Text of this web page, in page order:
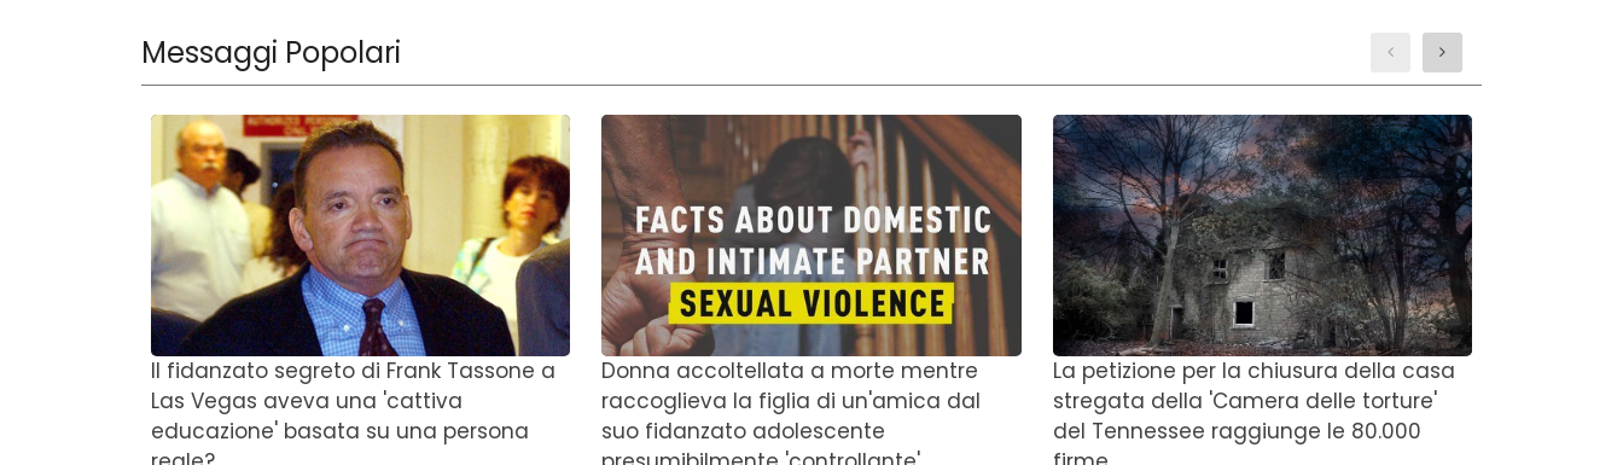
Messaggi Popolari
Il fidanzato segreto di Frank Tassone a
Las Vegas aveva una 'cattiva
educazione' basata su una persona
Donna accoltellata a morte mentre
raccoglieva la figlia di un'amica dal
suo fidanzato adolescente
La petizione per la chiusura della casa
stregata della 'Camera delle torture'
del Tennessee raggiunge le 80.000